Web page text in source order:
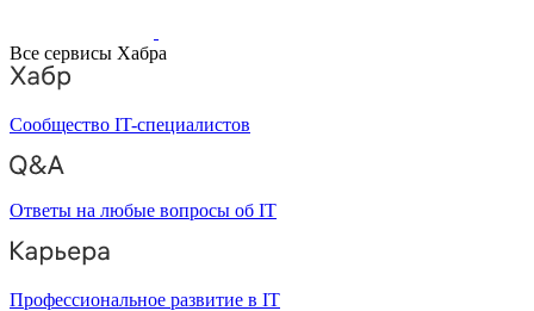
Все сервисы Хабра
Сообщество IT-специалистов
Ответы на любые вопросы об IT
Профессиональное развитие в IT